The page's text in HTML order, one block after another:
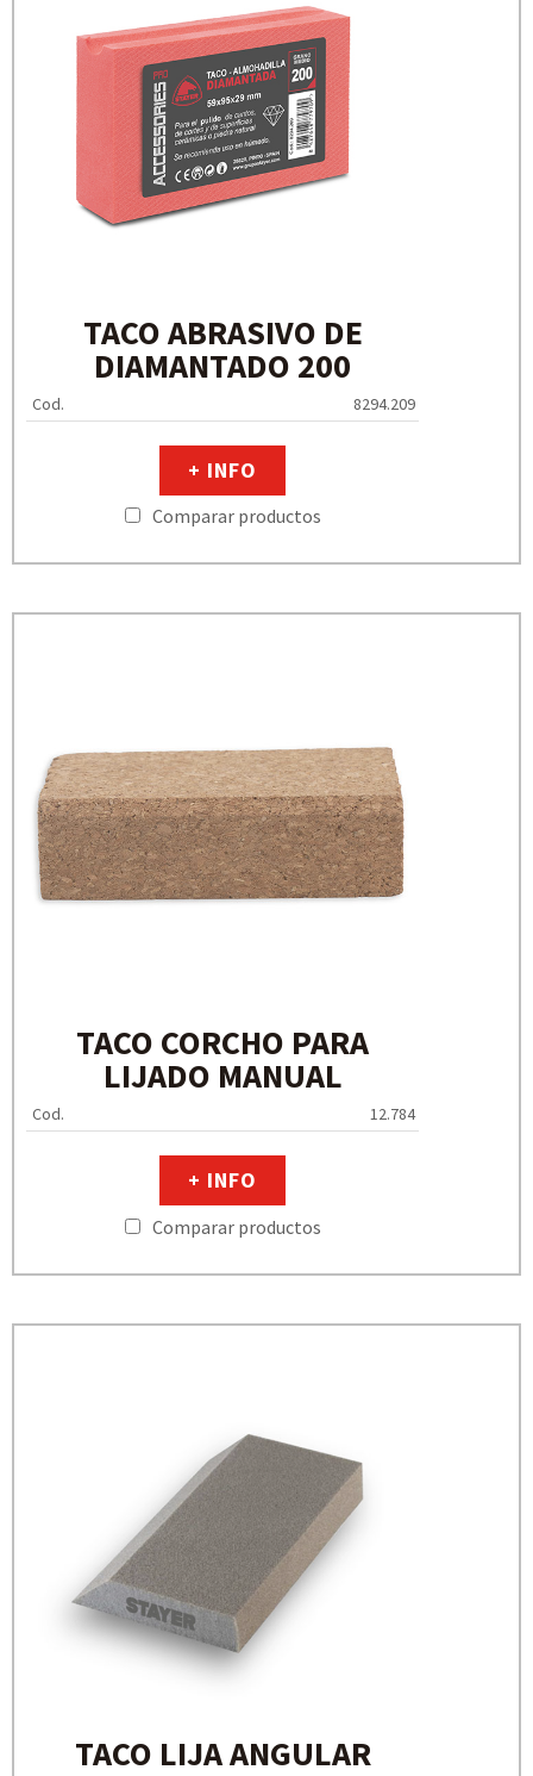
TACO ABRASIVO DE
DIAMANTADO 200
Cod. 8294.209
+ INFO
Comparar productos
TACO CORCHO PARA
LIJADO MANUAL
Cod. 12.784
+ INFO
Comparar productos
TACO LIJA ANGULAR